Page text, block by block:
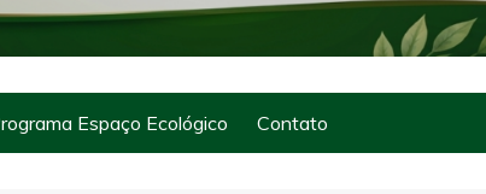
Espaço Ecológico Contato